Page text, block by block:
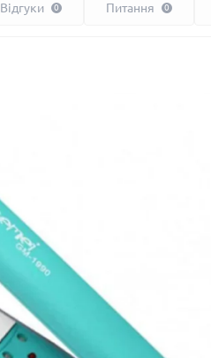
Відгуки 0 Питання 0